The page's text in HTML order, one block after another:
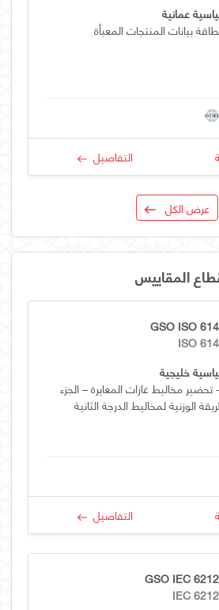
عمانية
بيانات المنتجات المعبأة
التفاصيل
عرض الكل
المقاييس
GSO ISO
ISO
خليجية
تحضير مخاليط غازات المعايرة – الجزء
الوزنية لمخاليط الدرجة الثانية
التفاصيل
GSO IEC
IEC